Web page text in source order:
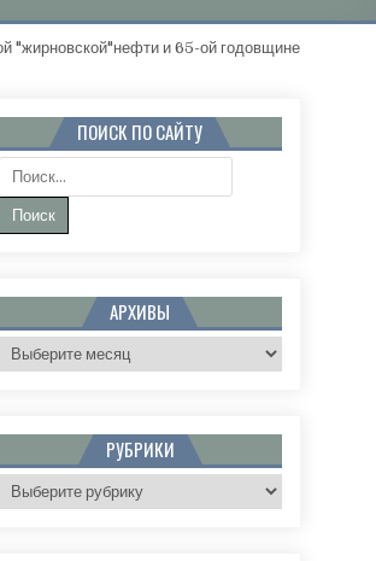
и 65-ой годовщине
ПОИСК ПО САЙТУ
Поиск:
АРХИВЫ
Архивы
РУБРИКИ
Рубрики